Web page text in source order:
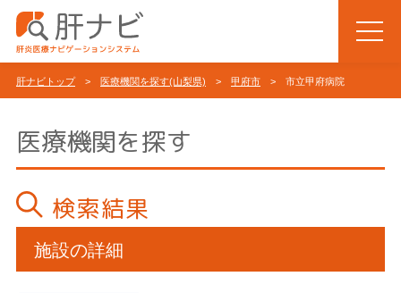
肝ナビトップ> 医療機関を探す(山梨県) > 甲府市 > 市立甲府病院
医療機関を探す
検索結果
施設の詳細